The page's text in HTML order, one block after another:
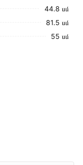
44.8 սմ
81.5 սմ
55 սմ